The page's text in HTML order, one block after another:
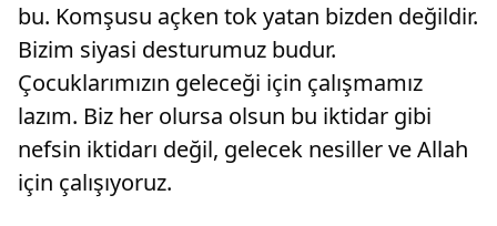
bu. Komşusu açken tok yatan bizden değildir.
Bizim siyasi desturumuz budur.
Çocuklarımızın geleceği için çalışmamız
lazım. Biz her olursa olsun bu iktidar gibi
nefsin iktidarı değil, gelecek nesiller ve Allah
için çalışıyoruz.